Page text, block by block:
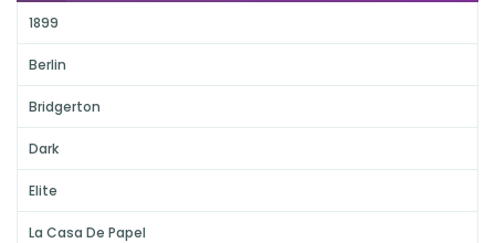
1899
Berlin
Bridgerton
Dark
Elite
La Casa De Papel